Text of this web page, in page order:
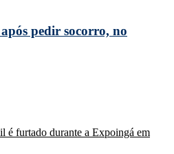
pedir socorro, no